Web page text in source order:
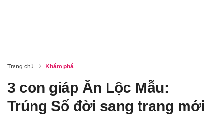
Trang chủ Khám phá
3 con giáp Ăn Lộc Mẫu:
Trúng Số đời sang trang mới